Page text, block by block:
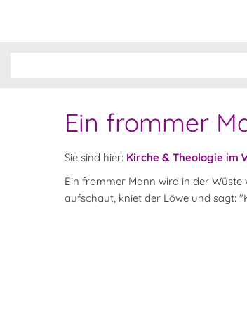
Ein frommer
Sie sind hier: Kirche & Theologie im
Ein frommer Mann wird in der
aufschaut, kniet der Löwe und sagt: